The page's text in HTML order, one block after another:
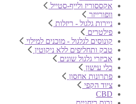
אקססוריז ולייף-סטייל
וופורייזר
ניירות גלגול - ריזלות
פילטרים
קונוסים לגלגול - מוכנים למילוי
טבק ותחליפים ללא ניקוטין
אביזרי גלגול שונים
כלי עישון
פתרונות אחסון
ציוד הקפי
CBD